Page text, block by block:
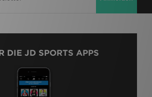
DIE JD SPORTS APPS